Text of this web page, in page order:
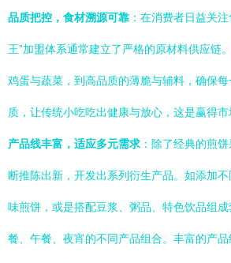
品质把控，食材溯源可靠 ：在消费者日益关
王”加盟体系通常建立了严格的原材料供应链
鸡蛋与蔬菜，到高品质的薄脆与辅料，确保
质，让传统小吃吃出健康与放心，这是赢得市
产品线丰富，适应多元需求 ：除了经典的煎
断推陈出新，开发出系列衍生产品。如添加
味煎饼，或是搭配豆浆、粥品、特色饮品组
餐、午餐、夜宵的不同产品组合。丰富的产品